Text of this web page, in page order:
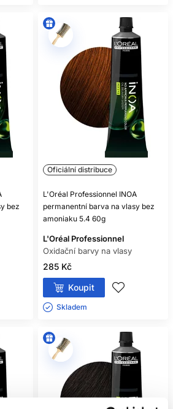
bez
Oficiální distribuce
L'Oréal Professionnel INOA
permanentní barva na vlasy bez
amoniaku 5.4 60g
L'Oréal Professionnel
Oxidační barvy na vlasy
285 Kč
Koupit
Skladem ㅤ